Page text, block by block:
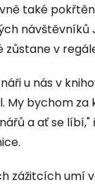
také
návštěvníků
v
u nás v
My bychom za
a ať se líbí,"
zážitcích umí